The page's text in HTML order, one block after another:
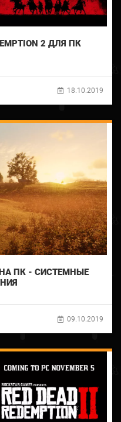
2 ДЛЯ ПК
18.10.2019
2 НА ПК - СИСТЕМНЫЕ
09.10.2019